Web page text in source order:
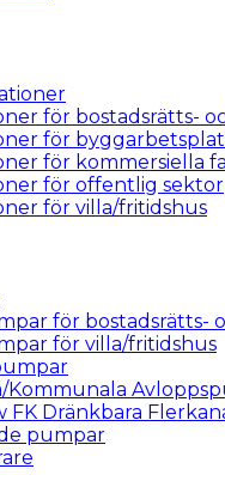
för bostadsrätts-
för
för kommersiella
för offentlig sektor
för villa/fritidshus
för bostadsrätts-
för villa/fritidshus
Kommunala
FK Dränkbara
pumpar